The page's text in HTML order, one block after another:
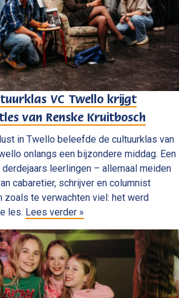
VC Twello krijgt
van Renske Kruitbosch
in Twello beleefde de cultuurklas van
onlangs een bijzondere middag. Een
derdejaars leerlingen – allemaal meiden
cabaretier, schrijver en columnist
zoals te verwachten viel: het werd
les. Lees verder »